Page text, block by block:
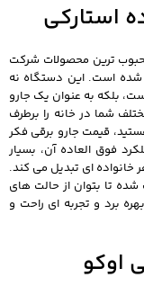
استارکی
ترین محصولات شرکت
شده است. این دستگاه نه
بلکه به عنوان یک جارو
شما در خانه را برطرف
قیمت جارو برقی فکر
فوق العاده آن، بسیار
خانواده ای تبدیل می کند.
تا بتوان از حالت های
برد و تجربه ای راحت و
اوکو